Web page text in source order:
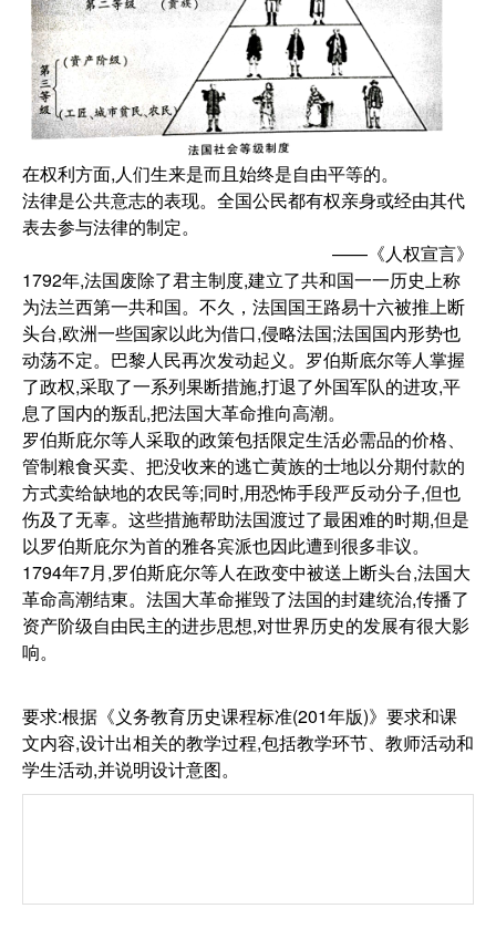
在权利方面,人们生来是而且始终是自由平等的。
法律是公共意志的表现。全国公民都有权亲身或经由其代
表去参与法律的制定。
——《人权宣言》
1792年,法国废除了君主制度,建立了共和国一一历史上称
为法兰西第一共和国。不久，法国国王路易十六被推上断
头台,欧洲一些国家以此为借口,侵略法国;法国国内形势也
动荡不定。巴黎人民再次发动起义。罗伯斯底尔等人掌握
了政权,采取了一系列果断措施,打退了外国军队的进攻,平
息了国内的叛乱,把法国大革命推向高潮。
罗伯斯庇尔等人采取的政策包括限定生活必需品的价格、
管制粮食买卖、把没收来的逃亡黄族的士地以分期付款的
方式卖给缺地的农民等;同时,用恐怖手段严反动分子,但也
伤及了无辜。这些措施帮助法国渡过了最困难的时期,但是
以罗伯斯庇尔为首的雅各宾派也因此遭到很多非议。
1794年7月,罗伯斯庇尔等人在政变中被送上断头台,法国大
革命高潮结東。法国大革命摧毁了法国的封建统治,传播了
资产阶级自由民主的进步思想,对世界历史的发展有很大影
响。
要求:根据《义务教育历史课程标准(201年版)》要求和课
文内容,设计出相关的教学过程,包括教学环节、教师活动和
学生活动,并说明设计意图。